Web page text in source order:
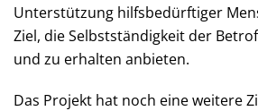
Unterstützung hilfsbedürftiger
Ziel, die Selbstständigkeit der
und zu erhalten anbieten.
Das Projekt hat noch eine weitere